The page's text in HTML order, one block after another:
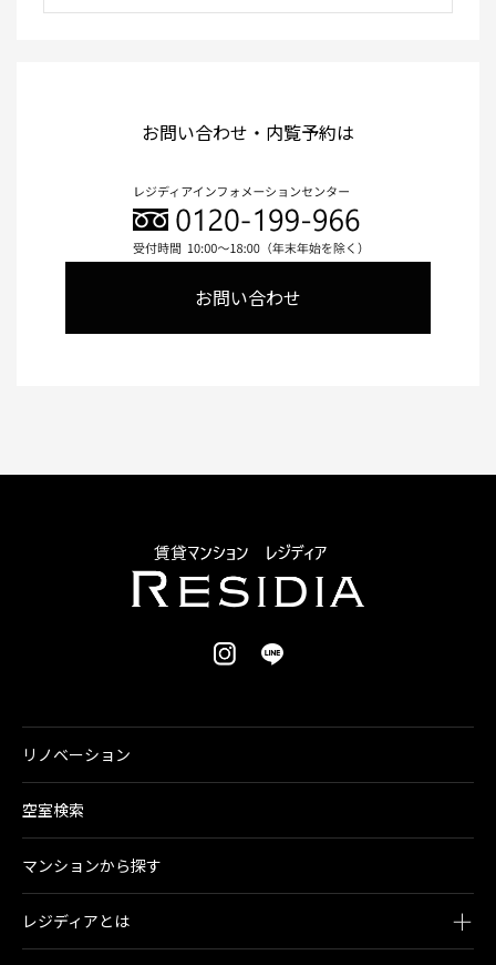
お問い合わせ・内覧予約は
お問い合わせ
空室検索
マンションから探す
レジディアとは
リノベーション